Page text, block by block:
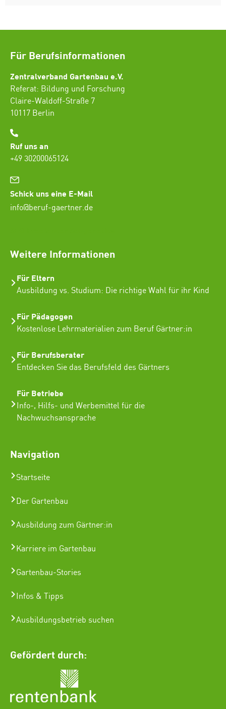
Für Berufsinformationen
Zentralverband Gartenbau e.V.
Referat: Bildung und Forschung
Claire-Waldoff-Straße 7
10117 Berlin
Ruf uns an
+49 30200065124
Schick uns eine E-Mail
info@beruf-gaertner.de
Weitere Informationen
Für Eltern
Ausbildung vs. Studium: Die richtige Wahl für ihr Kind
Für Pädagogen
Kostenlose Lehrmaterialien zum Beruf Gärtner:in
Für Berufsberater
Entdecken Sie das Berufsfeld des Gärtners
Für Betriebe
Info-, Hilfs- und Werbemittel für die
Nachwuchsansprache
Navigation
Startseite
Der Gartenbau
Ausbildung zum Gärtner:in
Karriere im Gartenbau
Gartenbau-Stories
Infos & Tipps
Ausbildungsbetrieb suchen
Gefördert durch: